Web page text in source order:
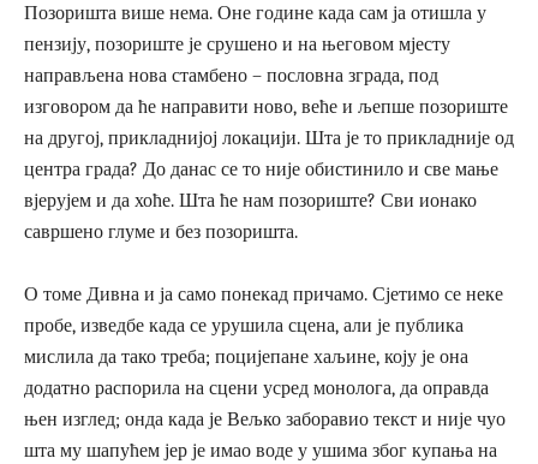
Позоришта више нема. Оне године када сам ја отишла у
пензију, позориште је срушено и на његовом мјесту
направљена нова стамбено – пословна зграда, под
изговором да ће направити ново, веће и љепше позориште
на другој, прикладнијој локацији. Шта је то прикладније од
центра града? До данас се то није обистинило и све мање
вјерујем и да хоће. Шта ће нам позориште? Сви ионако
савршено глуме и без позоришта.
О томе Дивна и ја само понекад причамо. Сјетимо се неке
пробе, изведбе када се урушила сцена, али је публика
мислила да тако треба; поцијепане хаљине, коју је она
додатно распорила на сцени усред монолога, да оправда
њен изглед; онда када је Вељко заборавио текст и није чуо
шта му шапућем јер је имао воде у ушима због купања на